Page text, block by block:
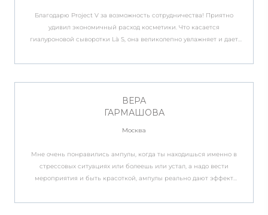
Благодарю Project V за возможность сотрудничества! Приятно
удивил экономичный расход косметики. Что касается
гиалуроновой сыворотки Là S, она великолепно увлажняет и дает
вполне удобно. Насчёт крема, для моей кожи текстура оказалась
ВЕРА
ГАРМАШОВА
Москва
Мне очень понравились ампулы, когда ты находишься именно в
стрессовых ситуациях или болеешь или устал, а надо вести
мероприятия и быть красоткой, ампулы реально дают эффект
дополнительного использования тонального крема. Просто